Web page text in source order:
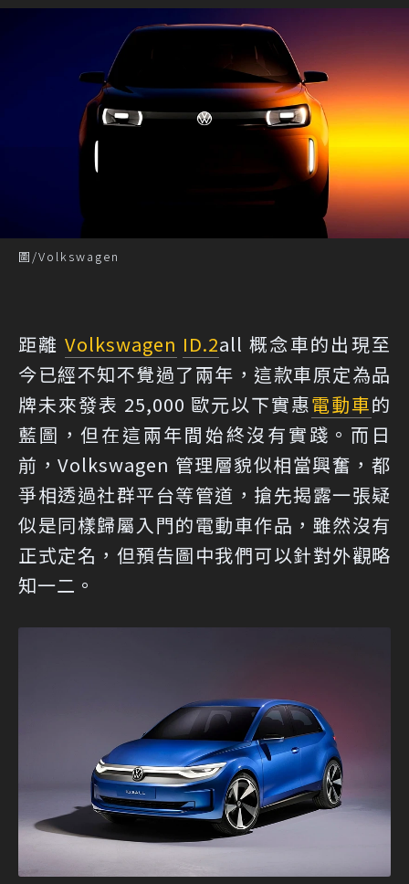
圖/Volkswagen
距離Volkswagen ID.2all 概念車的出現至
今已經不知不覺過了兩年，這款車原定為品
牌未來發表 25,000 歐元以下實惠電動車的
藍圖，但在這兩年間始終沒有實踐。而日
前，Volkswagen 管理層貌似相當興奮，都
爭相透過社群平台等管道，搶先揭露一張疑
似是同樣歸屬入門的電動車作品，雖然沒有
正式定名，但預告圖中我們可以針對外觀略
知一二。